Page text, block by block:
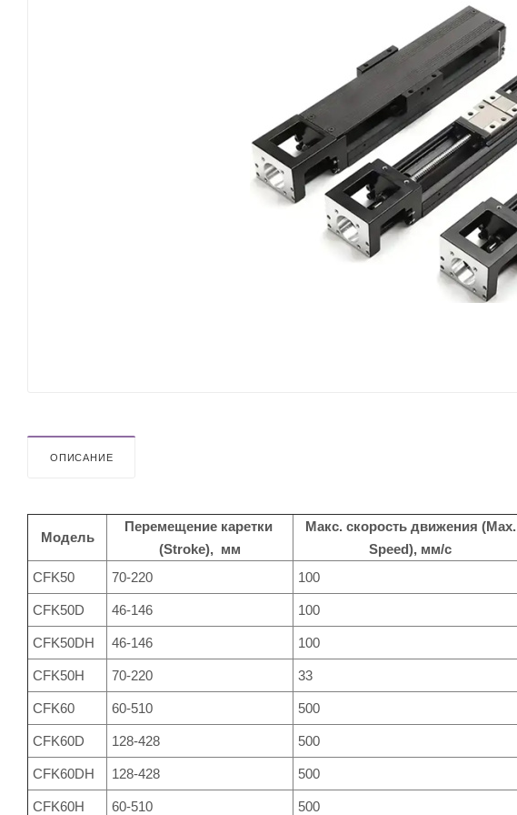
ОПИСАНИЕ
Модель
Перемещение каретки
(Stroke), мм
Макс. скорость движения (Max.
Speed), мм/с
CFK50
70-220 100
CFK50D 46-146 100
CFK50DH 46-146 100
CFK50H 70-220 33
CFK60 60-510 500
CFK60D 128-428 500
CFK60DH 128-428 500
CFK60H 60-510 500